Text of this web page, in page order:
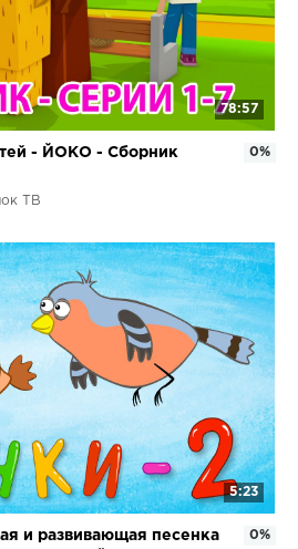
78:57
- ЙОКО - Сборник
ТВ
0%
5:23
и развивающая песенка
0%